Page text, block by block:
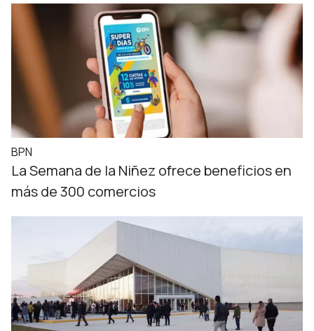
BPN
La Semana de la Niñez ofrece beneficios en
más de 300 comercios